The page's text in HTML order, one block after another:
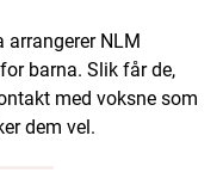
arrangerer NLM
barna. Slik får de,
med voksne som
dem vel.